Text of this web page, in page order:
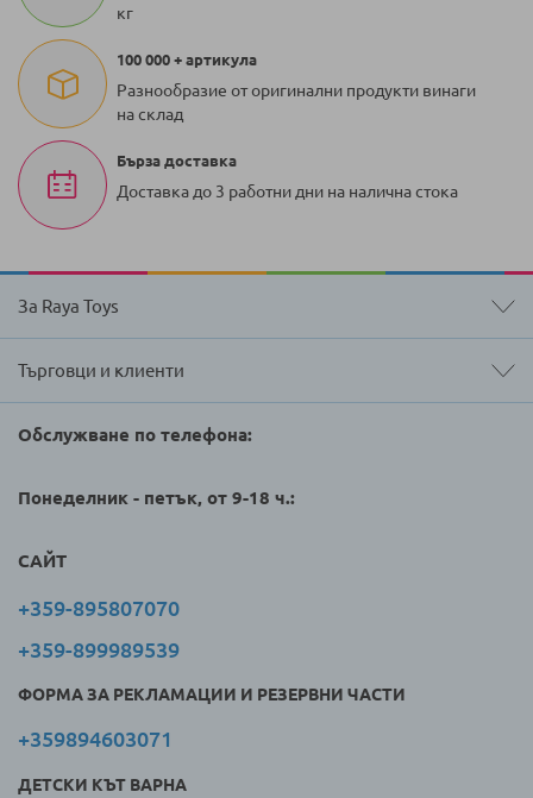
кг
100 000 + артикула
Разнообразие от оригинални продукти винаги
на склад
Бърза доставка
Доставка до 3 работни дни на налична стока
За Raya Toys
Търговци и клиенти
Обслужване по телефона:
Понеделник - петък, от 9-18 ч.:
САЙТ
+359-895807070
+359-899989539
ФОРМА ЗА РЕКЛАМАЦИИ И РЕЗЕРВНИ ЧАСТИ
+359894603071
ДЕТСКИ КЪТ ВАРНА